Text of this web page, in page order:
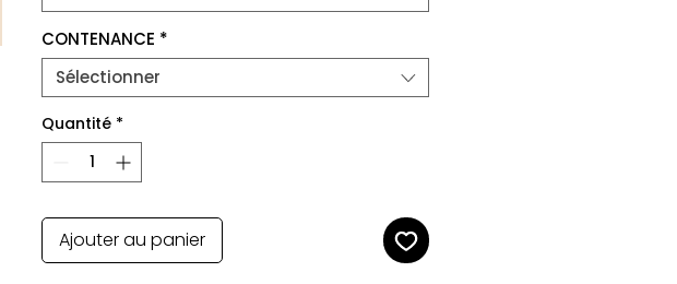
CONTENANCE *
Sélectionner
Quantité *
Ajouter au panier